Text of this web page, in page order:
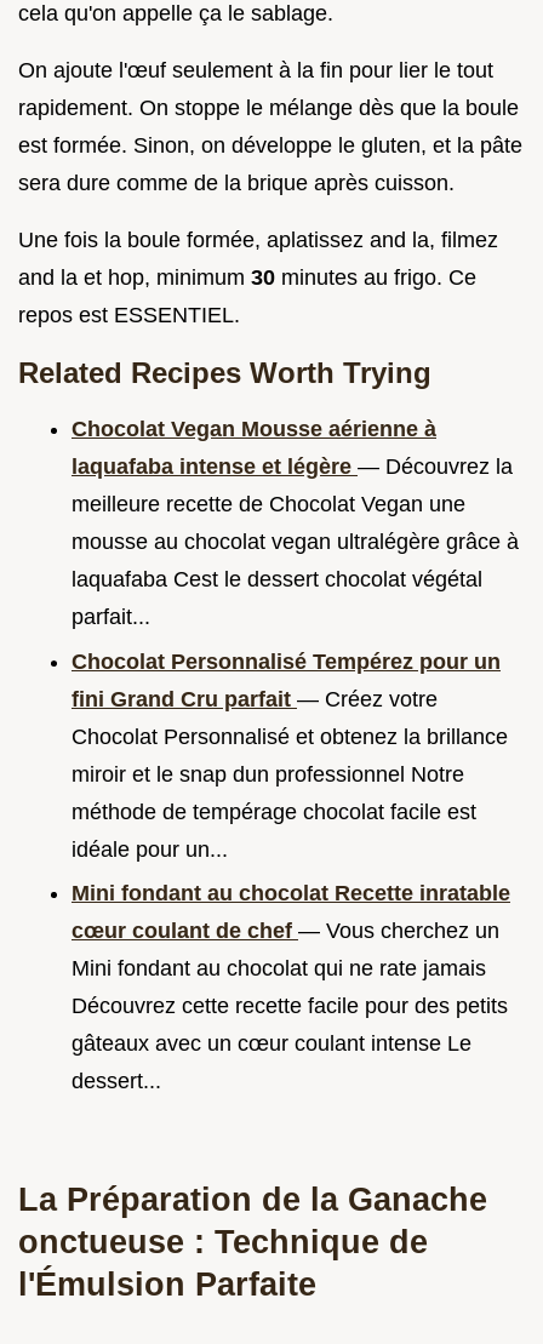
cela qu'on appelle ça le sablage.
On ajoute l'œuf seulement à la fin pour lier le tout
rapidement. On stoppe le mélange dès que la boule
est formée. Sinon, on développe le gluten, et la pâte
sera dure comme de la brique après cuisson.
Une fois la boule formée, aplatissez and la, filmez
and la et hop, minimum 30 minutes au frigo. Ce
repos est ESSENTIEL.
Related Recipes Worth Trying
Chocolat Vegan Mousse aérienne à
laquafaba intense et légère — Découvrez la
meilleure recette de Chocolat Vegan une
mousse au chocolat vegan ultralégère grâce à
laquafaba Cest le dessert chocolat végétal
parfait...
Chocolat Personnalisé Tempérez pour un
fini Grand Cru parfait — Créez votre
Chocolat Personnalisé et obtenez la brillance
miroir et le snap dun professionnel Notre
méthode de tempérage chocolat facile est
idéale pour un...
Mini fondant au chocolat Recette inratable
cœur coulant de chef — Vous cherchez un
Mini fondant au chocolat qui ne rate jamais
Découvrez cette recette facile pour des petits
gâteaux avec un cœur coulant intense Le
dessert...
La Préparation de la Ganache
onctueuse : Technique de
l'Émulsion Parfaite